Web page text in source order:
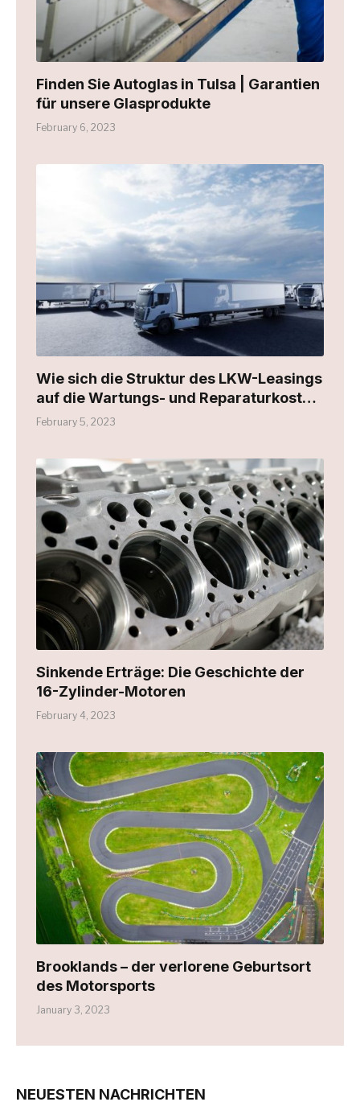
Finden Sie Autoglas in Tulsa | Garantien
für unsere Glasprodukte
February 6, 2023
Wie sich die Struktur des LKW-Leasings
auf die Wartungs- und Reparaturkosten
auswirken kann
February 5, 2023
Sinkende Erträge: Die Geschichte der
16-Zylinder-Motoren
February 4, 2023
Brooklands – der verlorene Geburtsort
des Motorsports
January 3, 2023
NEUESTEN NACHRICHTEN